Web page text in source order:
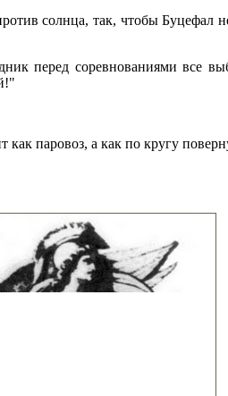
солнца, так, чтобы Буцефал
перед соревнованиями все
паровоз, а как по кругу